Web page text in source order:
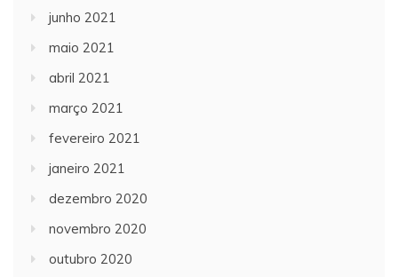
junho 2021
maio 2021
abril 2021
março 2021
fevereiro 2021
janeiro 2021
dezembro 2020
novembro 2020
outubro 2020